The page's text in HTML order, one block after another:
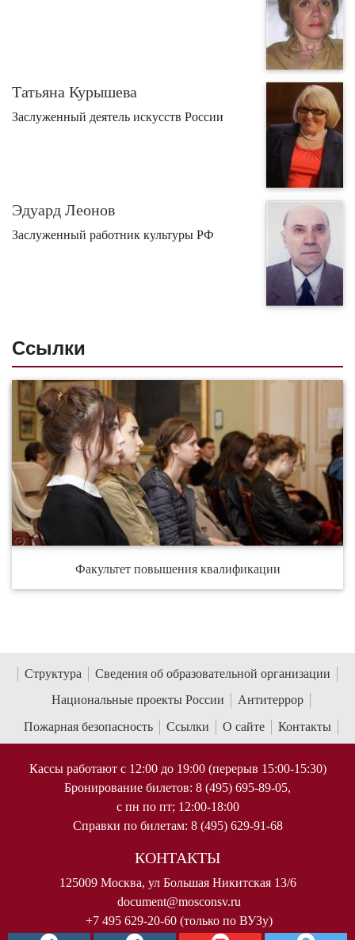
Татьяна Курышева
Заслуженный деятель искусств России
Эдуард Леонов
Заслуженный работник культуры РФ
Ссылки
Факультет повышения квалификации
Структура
Сведения об образовательной организации
Национальные проекты России
Антитеррор
Пожарная безопасность
Ссылки О сайте Контакты
Кассы работают с 12:00 до 19:00 (перерыв 15:00-15:30)
Бронирование билетов: 8 (495) 695-89-05,
с пн по пт; 12:00-18:00
Справки по билетам: 8 (495) 629-91-68
КОНТАКТЫ
125009 Москва, ул Большая Никитская 13/6
document@mosconsv.ru
+7 495 629-20-60 (только по ВУЗу)